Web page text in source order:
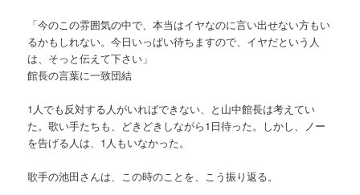
「今のこの雰囲気の中で、本当はイヤなのに言い出せない方もい
るかもしれない。今日いっぱい待ちますので、イヤだという人
は、そっと伝えて下さい」
館長の言葉に一致団結
1人でも反対する人がいればできない、と山中館長は考えてい
た。歌い手たちも、どきどきしながら1日待った。しかし、ノー
を告げる人は、1人もいなかった。
歌手の池田さんは、この時のことを、こう振り返る。